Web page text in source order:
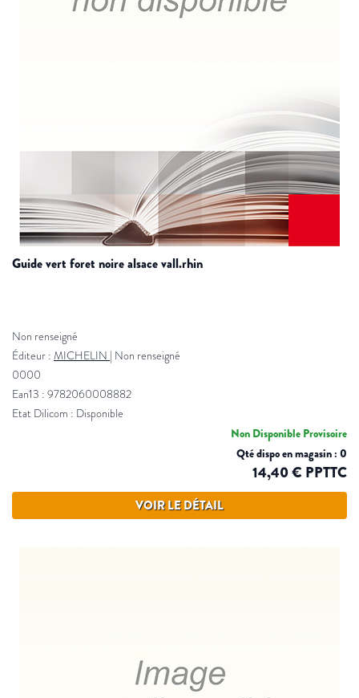
guide vert foret noire alsace vall.rhin
Non renseigné
Éditeur : MICHELIN | Non renseigné
0000
Ean13 : 9782060008882
Etat Dilicom : Disponible
Non Disponible Provisoire
Qté dispo en magasin : 0
14,40 € PPTTC
VOIR LE DÉTAIL